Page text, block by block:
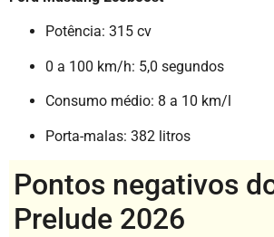
Potência: 315 cv
0 a 100 km/h: 5,0 segundos
Consumo médio: 8 a 10 km/l
Porta-malas: 382 litros
Pontos negativos
Prelude 2026